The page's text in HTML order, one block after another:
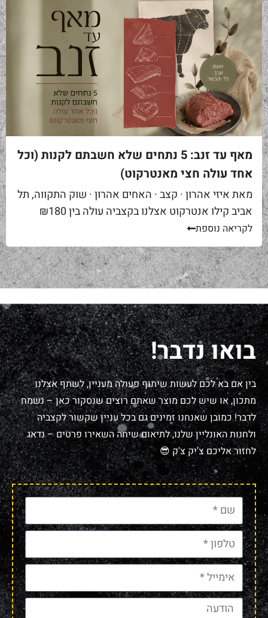
מאף עד זנב: 5 נתחים שלא חשבתם לקנות (וכל
אחד עולה חצי מאנטרקוט)
מאת איזי אהרון · קצב · האחים אהרון · שוק התקווה, תל
אביב קילו אנטרקוט אצלנו בקצביה עולה בין ₪180
ל-₪220. מחיר יפה – וגם מוצדק, כי זה...
לקריאה נוספת
בואו נדבר!
בין אם בא לכם לעשות שיתוף פעולה מעניין, לשתף אצלנו
מתכון, או שיש לכם מוצר שאתם רוצים שנסקור כאן – נשמח
לדבר! כמובן שאנחנו זמינים גם בכל עניין שקשור לקצביה
ולחנות האונליין שלנו, לתיאום שיחה השאירו פרטים – נדאג
לחזור אליכם צ'יק צ'ק 😎